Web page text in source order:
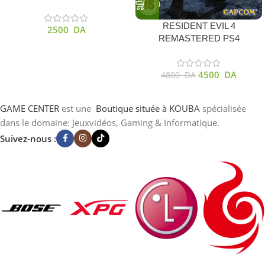
2500 DA
RESIDENT EVIL 4
REMASTERED PS4
4800DA 4500 DA
GAME CENTER est une Boutique située à KOUBA spécialisée
dans le domaine: Jeuxvidéos, Gaming & Informatique.
Suivez-nous :